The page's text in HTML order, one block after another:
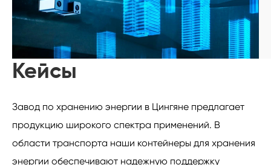
Кейсы
Завод по хранению энергии в Цингяне предлагает
продукцию широкого спектра применений. В
области транспорта наши контейнеры для хранения
энергии обеспечивают надежную поддержку